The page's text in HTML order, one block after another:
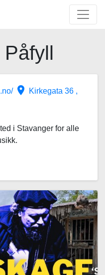
place
Kirkegata 36 ,
i Stavanger for alle